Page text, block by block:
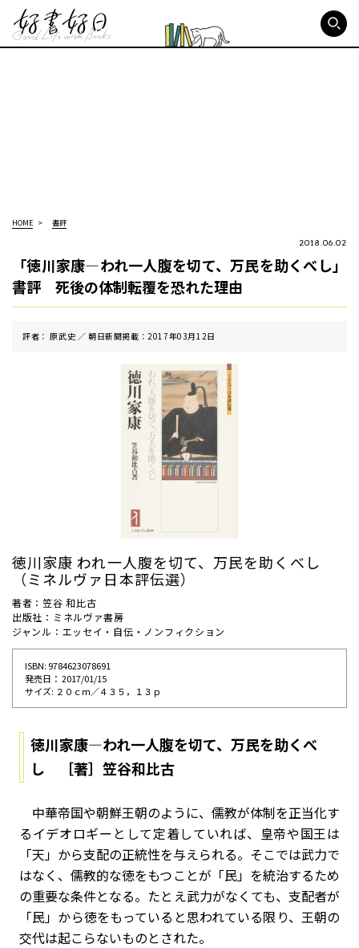
HOME 書評
2018.06.02
「徳川家康―われ一人腹を切て、万民を助くべし」
書評 死後の体制転覆を恐れた理由
評者： 原武史 ／ 朝⽇新聞掲載：2017年03月12日
徳川家康 われ一人腹を切て、万民を助くべし
（ミネルヴァ日本評伝選）
著者：笠谷 和比古
出版社：ミネルヴァ書房
ジャンル：エッセイ・自伝・ノンフィクション
ISBN: 9784623078691
発売⽇： 2017/01/15
サイズ: ２０ｃｍ／４３５，１３ｐ
徳川家康―われ一人腹を切て、万民を助くべ
し ［著］笠谷和比古
中華帝国や朝鮮王朝のように、儒教が体制を正当化す
るイデオロギーとして定着していれば、皇帝や国王は
「天」から支配の正統性を与えられる。そこでは武力で
はなく、儒教的な徳をもつことが「民」を統治するため
の重要な条件となる。たとえ武力がなくても、支配者が
「民」から徳をもっていると思われている限り、王朝の
交代は起こらないものとされた。